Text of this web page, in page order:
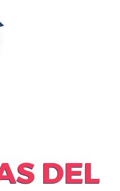
DEL